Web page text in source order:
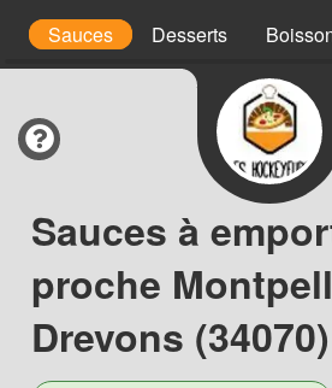
Sauces Desserts
Sauces à
proche
Drevons (34070)